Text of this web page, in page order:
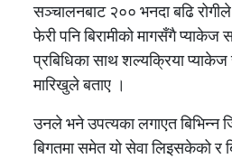
सञ्चालनबाट २०० भनदा बढि
फेरी पनि बिरामीको मागसँगै प्याकेज
प्रबिधिका साथ शल्यक्रिया
मारिखुले बताए ।
उनले भने उपत्यका लगाएत बिभिन्न
बिगतमा समेत यो सेवा लिइसकेको र